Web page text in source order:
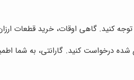
کنید. گاهی اوقات، خرید قطعات
شده درخواست کنید. گارانتی، به شما